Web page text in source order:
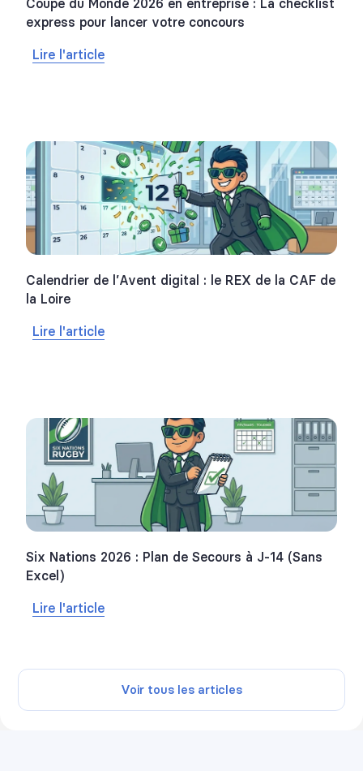
Coupe du Monde 2026 en entreprise : La checklist
express pour lancer votre concours
Lire l'article
Calendrier de l’Avent digital : le REX de la CAF de
la Loire
Lire l'article
Six Nations 2026 : Plan de Secours à J-14 (Sans
Excel)
Lire l'article
Voir tous les articles